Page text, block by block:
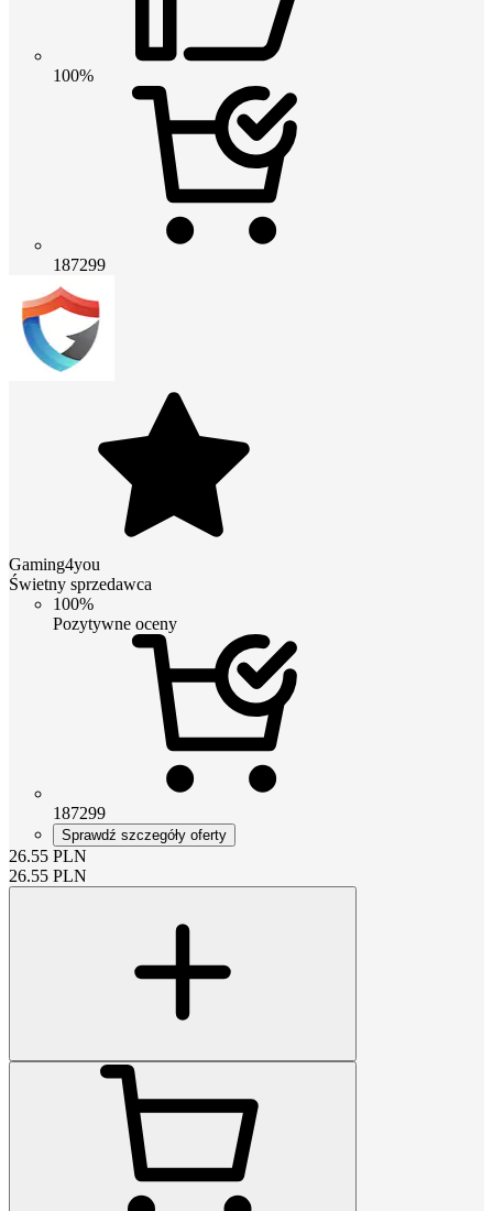
100%
187299
Gaming4you
Świetny sprzedawca
100%
Pozytywne oceny
187299
Sprawdź szczegóły oferty
26.55 PLN
26.55 PLN